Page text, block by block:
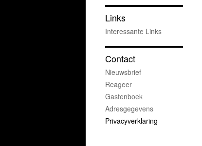
Links
Interessante Links
Contact
Nieuwsbrief
Reageer
Gastenboek
Adresgegevens
Privacyverklaring